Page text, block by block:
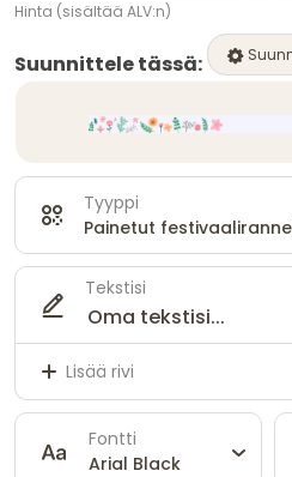
Hinta (sisältää ALV:n)
Suunnittele tässä:
Tyyppi
Painetut
Tekstisi
Lisää rivi
Fontti
Arial Black